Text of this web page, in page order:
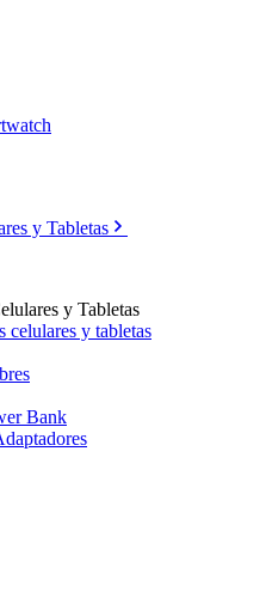
y Tabletas
y Tabletas
celulares y tabletas
Bank